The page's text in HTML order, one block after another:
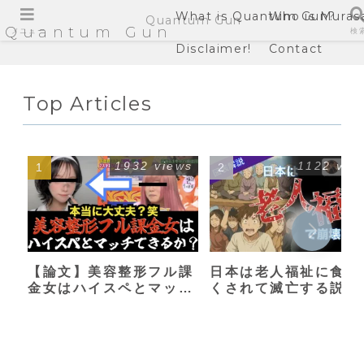
Quantum Gun
What is Quantum Gun?
Who is
Disclaimer! Contact
Top Articles
【論文】美容整形フル課
金女はハイスペとマッチ
1932 views
日本は老人福祉に食い
くされて滅亡する説
1122
メニュー
Quantum Gun
検